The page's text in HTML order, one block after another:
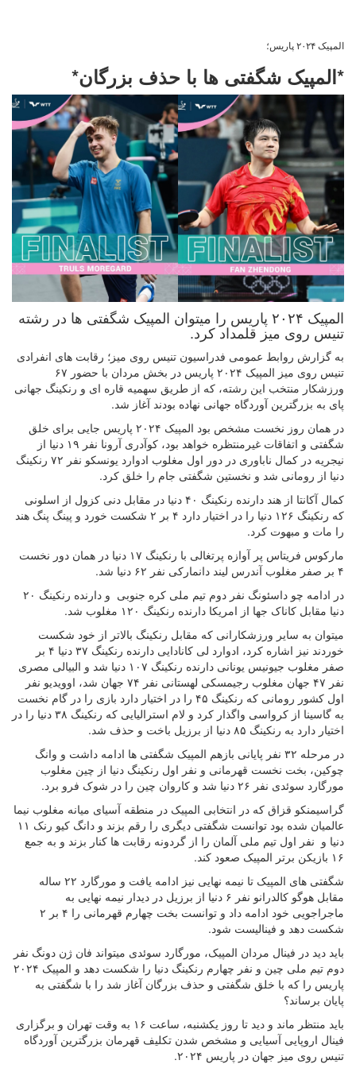
المپیک ۲۰۲۴ پاریس؛
*المپیک شگفتی ها با حذف بزرگان*
المپیک ۲۰۲۴ پاریس را میتوان المپیک شگفتی ها در رشته
تنیس روی میز قلمداد کرد.
به گزارش روابط عمومی فدراسیون تنیس روی میز؛ رقابت های انفرادی
تنیس روی میز المپیک ۲۰۲۴ پاریس در بخش مردان با حضور ۶۷
ورزشکار منتخب این رشته، که از طریق سهمیه قاره ای و رنکینگ جهانی
پای به بزرگترین آوردگاه جهانی نهاده بودند آغاز شد.
در همان روز نخست مشخص بود المپیک ۲۰۲۴ پاریس جایی برای خلق
شگفتی و اتفاقات غیرمنتظره خواهد بود، کوآدری آرونا نفر ۱۹ دنیا از
نیجریه در کمال ناباوری در دور اول مغلوب ادوارد یونسکو نفر ۷۲ رنکینگ
دنیا از رومانی شد و نخستین شگفتی جام را خلق کرد.
کمال آکانتا از هند دارنده رنکینگ ۴۰ دنیا در مقابل دنی کزول از اسلونی
که رنکینگ ۱۲۶ دنیا را در اختیار دارد ۴ بر ۲ شکست خورد و پینگ پنگ هند
را مات و مبهوت کرد.
مارکوس فریتاس پر آوازه پرتغالی با رنکینگ ۱۷ دنیا در همان دور نخست
۴ بر صفر مغلوب آندرس لیند دانمارکی نفر ۶۲ دنیا شد.
در ادامه چو داسئونگ نفر دوم تیم ملی کره جنوبی و دارنده رنکینگ ۲۰
دنیا مقابل کاناک جها از امریکا دارنده رنکینگ ۱۲۰ مغلوب شد.
میتوان به سایر ورزشکارانی که مقابل رنکینگ بالاتر از خود شکست
خوردند نیز اشاره کرد، ادوارد لی کانادایی دارنده رنکینگ ۳۷ دنیا ۴ بر
صفر مغلوب جیونیس یونانی دارنده رنکینگ ۱۰۷ دنیا شد و البیالی مصری
نفر ۴۷ جهان مغلوب رجیمسکی لهستانی نفر ۷۴ جهان شد، اوویدیو نفر
اول کشور رومانی که رنکینگ ۴۵ را در اختیار دارد بازی را در گام نخست
به گاسینا از کرواسی واگذار کرد و لام استرالیایی که رنکینگ ۳۸ دنیا را در
اختیار دارد به رنکینگ ۸۵ دنیا از برزیل باخت و حذف شد.
در مرحله ۳۲ نفر پایانی بازهم المپیک شگفتی ها ادامه داشت و وانگ
چوکین، بخت نخست قهرمانی و نفر اول رنکینگ دنیا از چین مغلوب
مورگارد سوئدی نفر ۲۶ دنیا شد و کاروان چین را در شوک فرو برد.
گراسیمنکو قزاق که در انتخابی المپیک در منطقه آسیای میانه مغلوب نیما
عالمیان شده بود توانست شگفتی دیگری را رقم بزند و دانگ کیو رنک ۱۱
دنیا و نفر اول تیم ملی آلمان را از گردونه رقابت ها کنار بزند و به جمع
۱۶ بازیکن برتر المپیک صعود کند.
شگفتی های المپیک تا نیمه نهایی نیز ادامه یافت و مورگارد ۲۲ ساله
مقابل هوگو کالدرانو نفر ۶ دنیا از برزیل در دیدار نیمه نهایی به
ماجراجویی خود ادامه داد و توانست بخت چهارم قهرمانی را ۴ بر ۲
شکست دهد و فینالیست شود.
باید دید در فینال مردان المپیک، مورگارد سوئدی میتواند فان ژن دونگ نفر
دوم تیم ملی چین و نفر چهارم رنکینگ دنیا را شکست دهد و المپیک ۲۰۲۴
پاریس را که با خلق شگفتی و حذف بزرگان آغاز شد را با شگفتی به
پایان برساند؟
باید منتظر ماند و دید تا روز یکشنبه، ساعت ۱۶ به وقت تهران و برگزاری
فینال اروپایی آسیایی و مشخص شدن تکلیف قهرمان بزرگترین آوردگاه
تنیس روی میز جهان در پاریس ۲۰۲۴.